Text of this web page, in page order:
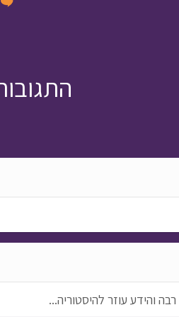
והידע עוזר להיסטוריה...